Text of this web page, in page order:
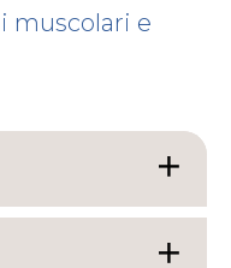
muscolari e